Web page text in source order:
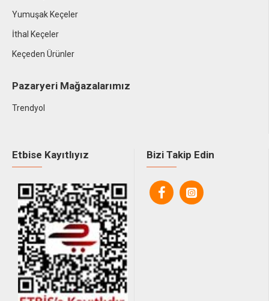
Yumuşak Keçeler
İthal Keçeler
Keçeden Ürünler
Pazaryeri Mağazalarımız
Trendyol
Etbise Kayıtlıyız Bizi Takip Edin